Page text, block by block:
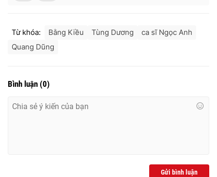
Từ khóa: Bằng Kiều Tùng Dương
ca sĩ Ngọc Anh
Quang Dũng
Bình luận (0)
Gửi bình luận